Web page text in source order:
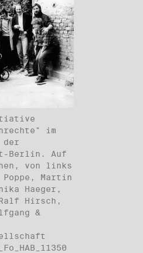
im
der
Berlin. Auf
von links
Martin
Haeger,
Hirsch,
&